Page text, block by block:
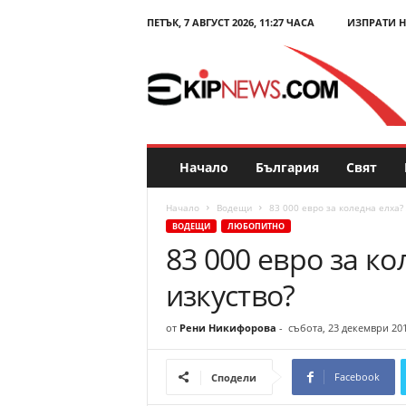
ПЕТЪК, 7 АВГУСТ 2026, 11:27 ЧАСА ИЗПРАТИ
E
p
N
н
Начало България Свят
Начало Водещи 83 000 евро за коледна елха?
ВОДЕЩИ ЛЮБОПИТНО
83 000 евро за
изкуство?
от Рени Никифорова - събота, 23 декември
Сподели Facebook